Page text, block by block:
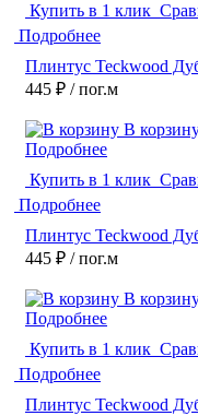
Купить в 1 клик
Подробнее
Плинтус Teckwood
445 ₽ / пог.м
В
Подробнее
Купить в 1 клик
Подробнее
Плинтус Teckwood
445 ₽ / пог.м
В
Подробнее
Купить в 1 клик
Подробнее
Плинтус Teckwood